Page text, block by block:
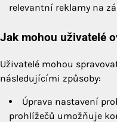
relevantní reklamy na
Jak mohou uživatelé
Uživatelé mohou
následujícími způsoby:
Úprava nastavení
prohlížečů umožňuje